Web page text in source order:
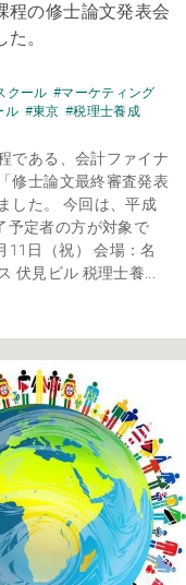
程の修士論文発表会
。
クール #マーケティング
ル #東京 #税理士養成
である、会計ファイナ
修士論文最終審査発表
した。 今回は、平成
予定者の方が対象で
11日（祝） 会場：名
伏見ビル 税理士養...